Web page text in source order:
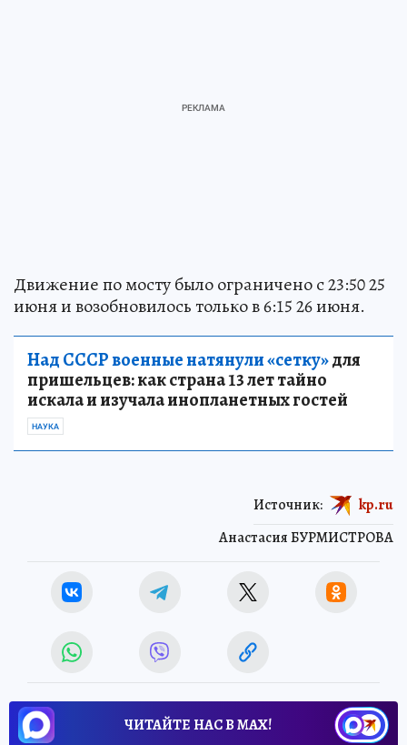
Движение по мосту было ограничено с 23:50 25
июня и возобновилось только в 6:15 26 июня.
Над СССР военные натянули «сетку»для
пришельцев: как страна 13 лет тайно
искала и изучала инопланетных гостей
НАУКА
Анастасия БУРМИСТРОВА
Источник: kp.ru
ЧИТАЙТЕ НАС В МАХ!